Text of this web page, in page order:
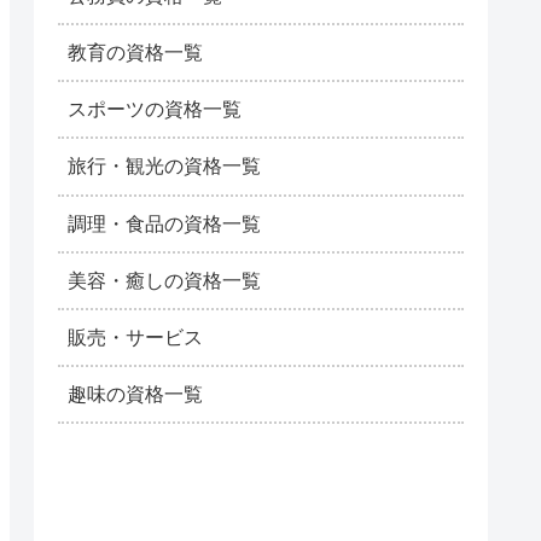
教育の資格一覧
スポーツの資格一覧
旅行・観光の資格一覧
調理・食品の資格一覧
美容・癒しの資格一覧
販売・サービス
趣味の資格一覧